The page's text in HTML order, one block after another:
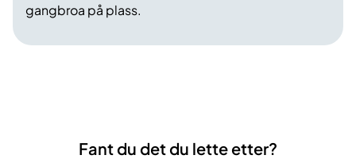
gangbroa på plass.
Fant du det du lette etter?